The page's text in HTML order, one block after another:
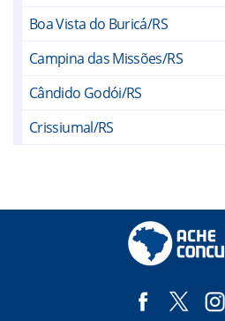
Boa Vista do Buricá/RS
Campina das Missões/RS
Cândido Godói/RS
Crissiumal/RS
Independência/RS
Nova Candelária/RS